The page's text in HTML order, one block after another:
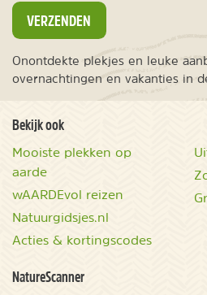
VERZENDEN
Onontdekte plekjes en leuke
overnachtingen en vakanties in
Bekijk ook
Mooiste plekken op
aarde
wAARDEvol reizen
Natuurgidsjes.nl
Acties & kortingscodes
NatureScanner